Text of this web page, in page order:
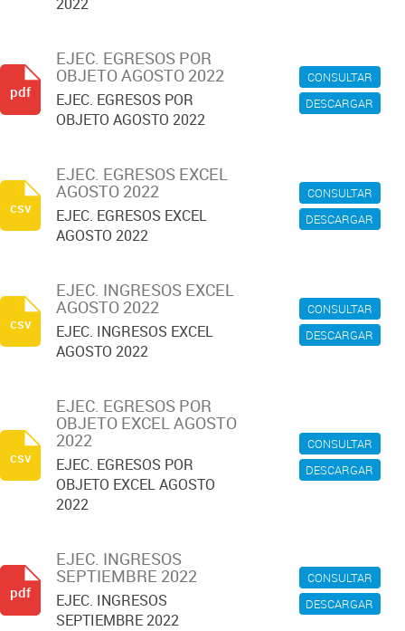
CONSULTAR
DESCARGAR
EJEC. EGRESOS POR
OBJETO AGOSTO 2022
EJEC. EGRESOS POR
OBJETO AGOSTO 2022
pdf
CONSULTAR
DESCARGAR
EJEC. EGRESOS EXCEL
AGOSTO 2022
EJEC. EGRESOS EXCEL
AGOSTO 2022
csv
CONSULTAR
DESCARGAR
EJEC. INGRESOS EXCEL
AGOSTO 2022
EJEC. INGRESOS EXCEL
AGOSTO 2022
csv
CONSULTAR
DESCARGAR
EJEC. EGRESOS POR
OBJETO EXCEL AGOSTO
2022
EJEC. EGRESOS POR
OBJETO EXCEL AGOSTO
2022
csv
CONSULTAR
DESCARGAR
EJEC. INGRESOS
SEPTIEMBRE 2022
EJEC. INGRESOS
SEPTIEMBRE 2022
pdf